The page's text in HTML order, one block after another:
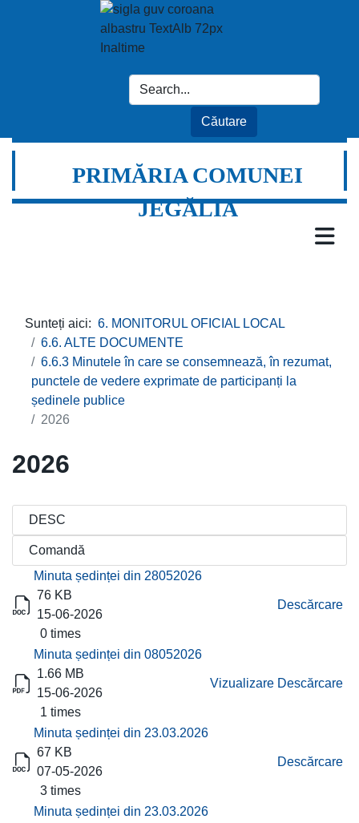
PRIMĂRIA COMUNEI
JEGĂLIA
Sunteți aici: 6. MONITORUL OFICIAL LOCAL
6.6. ALTE DOCUMENTE
6.6.3 Minutele în care se consemnează, în rezumat,
punctele de vedere exprimate de participanți la
ședinele publice
2026
2026
Titlu
Descărcare
Minuta ședinței din 28052026
76 KB
15-06-2026
0 times
Descărcare
Minuta ședinței din 08052026
1.66 MB
15-06-2026
1 times
Vizualizare Descărcare
Minuta ședinței din 23.03.2026
67 KB
07-05-2026
3 times
Descărcare
Minuta ședinței din 23.03.2026